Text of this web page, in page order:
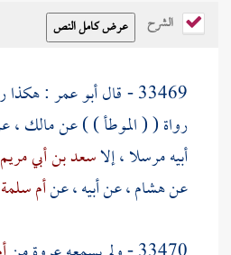
الشرح
33469 - قال أبو عمر: هكذا
رواة ( ( الموطأ ) ) عنمالك،
أبيه مرسلا ، إلاسعد بن أبي مريم
عنهشام، عن أبيه ، عنأم سلمة